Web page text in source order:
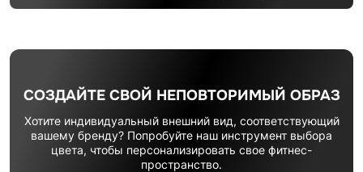
СОЗДАЙТЕ СВОЙ НЕПОВТОРИМЫЙ ОБРАЗ
Хотите индивидуальный внешний вид, соответствующий
вашему бренду? Попробуйте наш инструмент выбора
цвета, чтобы персонализировать свое фитнес-
пространство.